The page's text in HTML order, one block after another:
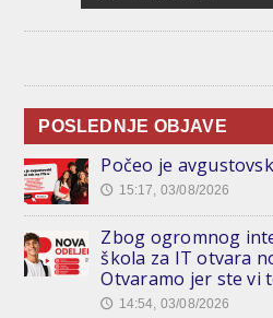
POSLEDNJE OBJAVE
Počeo je
🕔 15:17, 03/08/2026
Zbog ogromnog
škola za IT otvara
Otvaramo jer ste vi
🕔 14:54, 03/08/2026